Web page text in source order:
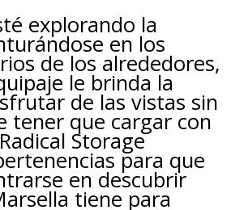
explorando la
en los
de los alrededores,
le brinda la
de las vistas sin
tener que cargar con
Storage
para que
en descubrir
tiene para